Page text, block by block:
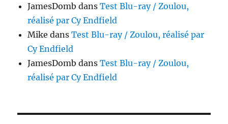
JamesDomb dansTest Blu-ray / Zoulou,
réalisé par Cy Endfield
Mike dansTest Blu-ray / Zoulou, réalisé par
Cy Endfield
JamesDomb dansTest Blu-ray / Zoulou,
réalisé par Cy Endfield